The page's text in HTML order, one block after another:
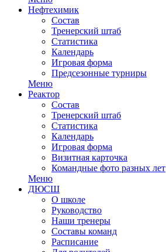
Нефтехимик
Состав
Тренерский штаб
Статистика
Календарь
Игровая форма
Предсезонные турниры
Меню
Реактор
Состав
Тренерский штаб
Статистика
Календарь
Игровая форма
Визитная карточка
Командные фото разных лет
Меню
ДЮСШ
О школе
Руководство
Наши тренеры
Составы команд
Расписание